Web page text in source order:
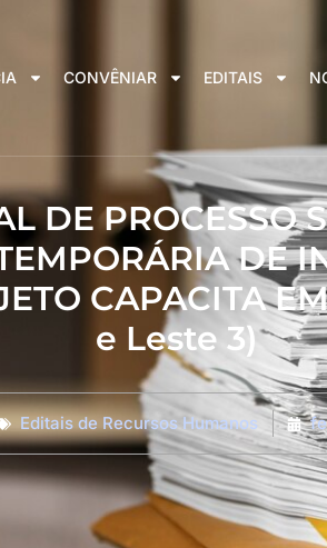
CONVÊNIAR EDITAIS
DE PROCESSO
DE
CAPACITA
e Leste 3)
Editais de Recursos Humanos